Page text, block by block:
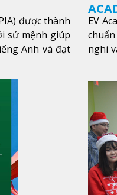
được thành
sứ mệnh giúp
Anh và đạt
EV
nghi